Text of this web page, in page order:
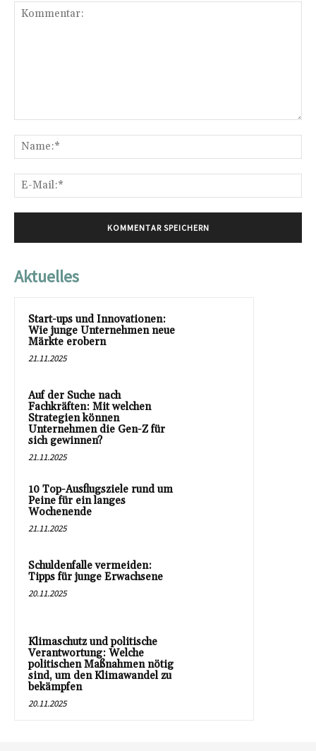
Aktuelles
Start-ups und Innovationen:
Wie junge Unternehmen neue
Märkte erobern
21.11.2025
Auf der Suche nach
Fachkräften: Mit welchen
Strategien können
Unternehmen die Gen-Z für
sich gewinnen?
21.11.2025
10 Top-Ausflugsziele rund um
Peine für ein langes
Wochenende
21.11.2025
Schuldenfalle vermeiden:
Tipps für junge Erwachsene
20.11.2025
Klimaschutz und politische
Verantwortung: Welche
politischen Maßnahmen nötig
sind, um den Klimawandel zu
bekämpfen
20.11.2025